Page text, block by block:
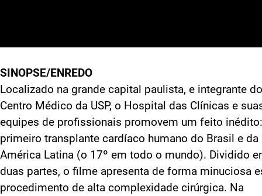
SINOPSE/ENREDO
Localizado na grande capital paulista, e integrante do
Centro Médico da USP, o Hospital das Clínicas e
equipes de profissionais promovem um feito
primeiro transplante cardíaco humano do Brasil e da
América Latina (o 17º em todo o mundo). Dividido
duas partes, o filme apresenta de forma minuciosa
procedimento de alta complexidade cirúrgica. Na